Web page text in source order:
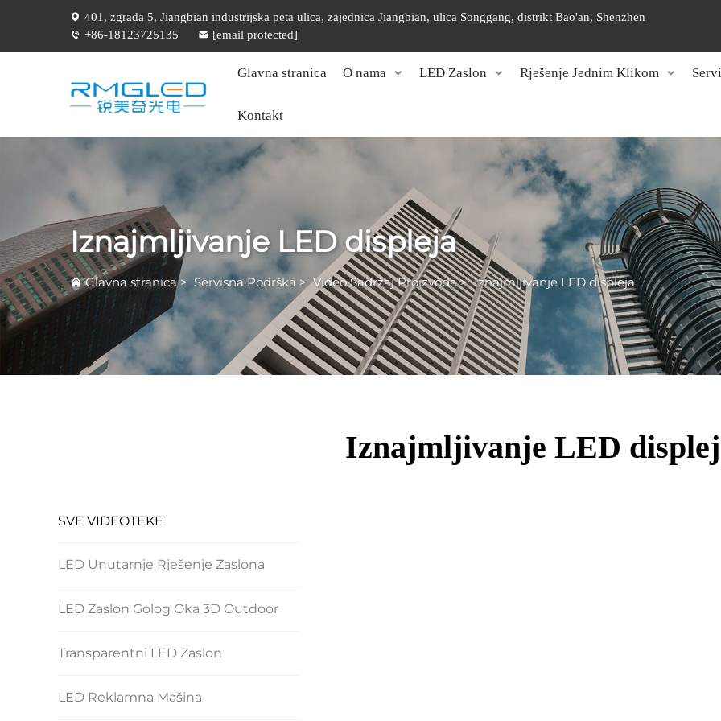
401, zgrada 5, Jiangbian industrijska peta ulica, zajednica Jiangbian, ulica Songgang, distrikt Bao'an, Shenzhen
+86-18123725135
[email protected]
Glavna stranica O nama LED Zaslon Rješenje Jednim Klikom
Kontakt
Iznajmljivanje LED displeja
Glavna stranica> Servisna Podrška >Video Sadržaj Proizvoda>Iznajmljivanje LED displeja
Iznajmljivanje LED
SVE VIDEOTEKE
LED Unutarnje Rješenje Zaslona
LED Zaslon Golog Oka 3D Outdoor
Transparentni LED Zaslon
LED Reklamna Mašina